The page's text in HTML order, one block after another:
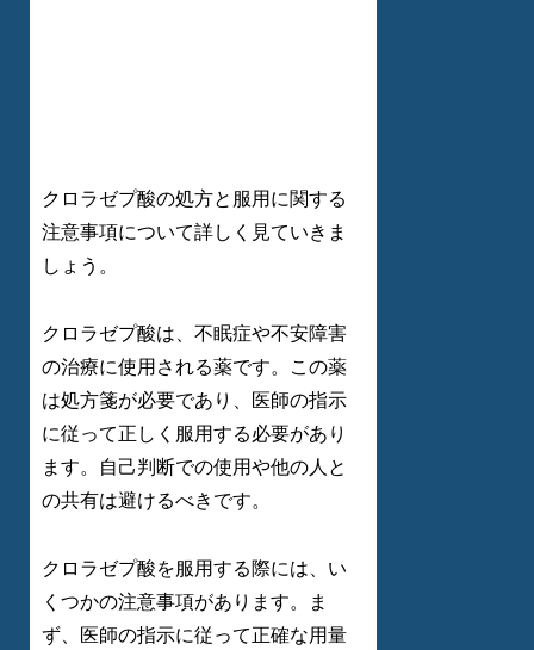
クロラゼプ酸の処方と服用に関する
注意事項について詳しく見ていきま
しょう。
クロラゼプ酸は、不眠症や不安障害
の治療に使用される薬です。この薬
は処方箋が必要であり、医師の指示
に従って正しく服用する必要があり
ます。自己判断での使用や他の人と
の共有は避けるべきです。
クロラゼプ酸を服用する際には、い
くつかの注意事項があります。ま
ず、医師の指示に従って正確な用量